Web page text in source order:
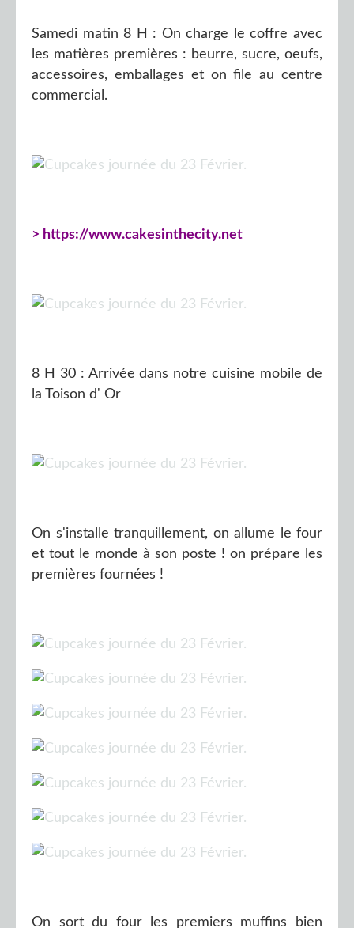
Samedi matin 8 H : On charge le coffre avec
les matières premières : beurre, sucre, oeufs,
accessoires, emballages et on file au centre
commercial.
> https://www.cakesinthecity.net
8 H 30 : Arrivée dans notre cuisine mobile de
la Toison d' Or
On s'installe tranquillement, on allume le four
et tout le monde à son poste ! on prépare les
premières fournées !
On sort du four les premiers muffins bien